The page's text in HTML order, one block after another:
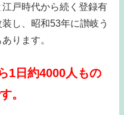
戸時代から続く登録有
し、昭和53年に讃岐う
ります。
1日約4000人もの
。